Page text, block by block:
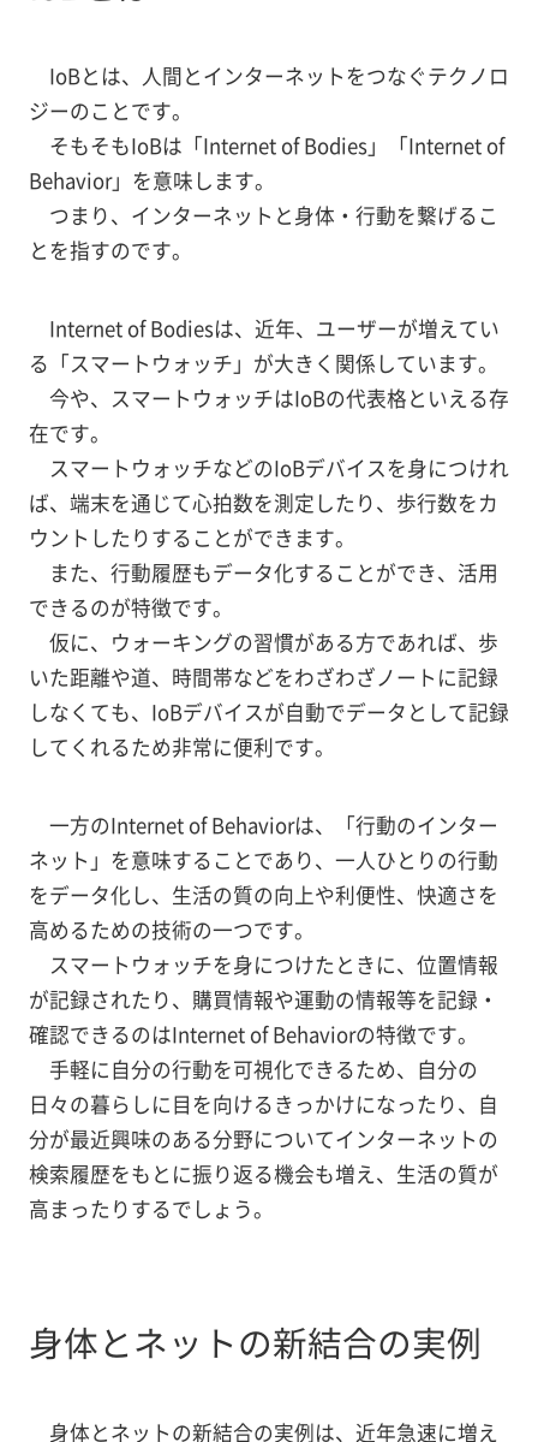
IoBとは、人間とインターネットをつなぐテクノロ
ジーのことです。
そもそもIoBは「Internet of Bodies」「Internet of
Behavior」を意味します。
つまり、インターネットと身体・行動を繋げるこ
とを指すのです。
Internet of Bodiesは、近年、ユーザーが増えてい
る「スマートウォッチ」が大きく関係しています。
今や、スマートウォッチはIoBの代表格といえる存
在です。
スマートウォッチなどのIoBデバイスを身につけれ
ば、端末を通じて心拍数を測定したり、歩行数をカ
ウントしたりすることができます。
また、行動履歴もデータ化することができ、活用
できるのが特徴です。
仮に、ウォーキングの習慣がある方であれば、歩
いた距離や道、時間帯などをわざわざノートに記録
しなくても、IoBデバイスが自動でデータとして記録
してくれるため非常に便利です。
一方のInternet of Behaviorは、「行動のインター
ネット」を意味することであり、一人ひとりの行動
をデータ化し、生活の質の向上や利便性、快適さを
高めるための技術の一つです。
スマートウォッチを身につけたときに、位置情報
が記録されたり、購買情報や運動の情報等を記録・
確認できるのはInternet of Behaviorの特徴です。
手軽に自分の行動を可視化できるため、自分の
日々の暮らしに目を向けるきっかけになったり、自
分が最近興味のある分野についてインターネットの
検索履歴をもとに振り返る機会も増え、生活の質が
高まったりするでしょう。
身体とネットの新結合の実例
身体とネットの新結合の実例は、近年急速に増え